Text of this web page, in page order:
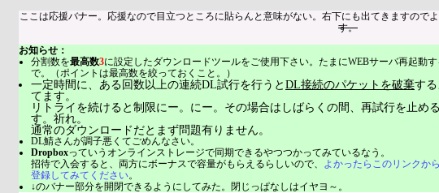
ここは応援バナー。応援なので目立つところに貼らんと意味がない。右下にも出てきますのでよ
す。
お知らせ：
分割数を最高数3に設定したダウンロードツールをご使用下さい。たまにWEBサーバ再起動
で。（ポイントは最高数を絞っておくこと。）
一定時間に、ある回数以上の連続DL試行を行うとDL接続のパケットを破棄す
てます。
リトライを続けると制限にー。にー。その場合はしばらくの間、再試行を止め
す。祈れ。
通常のダウンロードだとまず問題有りません。
DL鯖さんが調子悪くてごめんなさい。
Dropboxっていうオンラインストレージで同期できるやつつかってみているなう。
招待で入会すると、両方にボーナスで容量がもらえるらしいので、 よかったらこのリンクから
登録してみてください。
↓のバナー部分を開閉できるようにしてみた。閉じっぱなしはイヤヨ～。